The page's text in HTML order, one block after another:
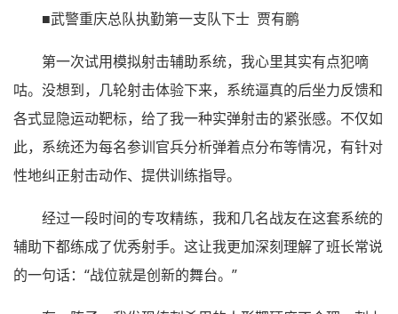
■武警重庆总队执勤第一支队下士 贾有鹏
第一次试用模拟射击辅助系统，我心里其实有点犯嘀
咕。没想到，几轮射击体验下来，系统逼真的后坐力反馈和
各式显隐运动靶标，给了我一种实弹射击的紧张感。不仅如
此，系统还为每名参训官兵分析弹着点分布等情况，有针对
性地纠正射击动作、提供训练指导。
经过一段时间的专攻精练，我和几名战友在这套系统的
辅助下都练成了优秀射手。这让我更加深刻理解了班长常说
的一句话：“战位就是创新的舞台。”